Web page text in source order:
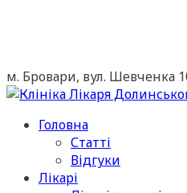
м. Бровари, вул. Шевченка
Головна
Статті
Відгуки
Лікарі